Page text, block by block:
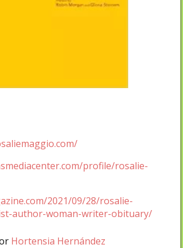
profile/rosalie-
2021/09/28/rosalie-
author-woman-writer-obituary/
Hortensia Hernández